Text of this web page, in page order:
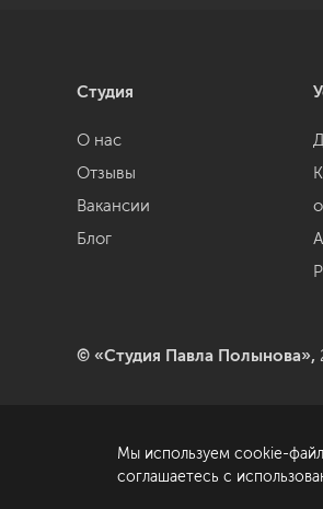
Студия
О нас
Отзывы
Вакансии
Блог
© «Студия Павла Полынова»,
Мы используем cookie-
соглашаетесь с